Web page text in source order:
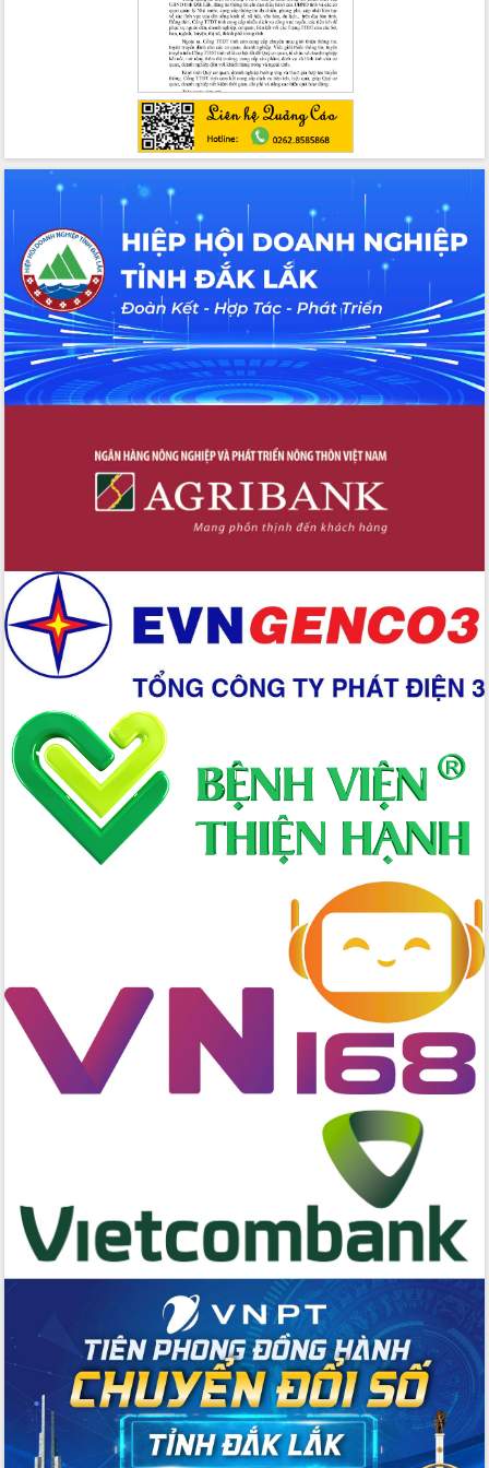
chức sản xuất sầu riêng theo hướng
Đẩy nhanh công tác khắc phục, ổn
định đời sống Nhân dân sau bão số 13
Bí thư Tỉnh ủy Lương Nguyễn Minh
Triết dự Ngày hội đại đoàn kết tại
Buôn Đăk Tuôr, xã Cư Pui
Khởi công xây dựng Trường Phổ thông
nội trú liên cấp tiểu học và THCS xã Ia
Phó Thủ tướng Chính phủ Mai Văn
Chính chia sẻ, động viên người dân
chịu ảnh hưởng nặng từ bão số 13
Chủ tịch UBND tỉnh kiểm tra công tác
phòng, chống bão số 13 tại các địa
bàn xung yếu
Tập trung đẩy nhanh giải ngân nguồn
vốn các chương trình mục tiêu quốc
Xã Ea H'leo giữ vững và nâng cao chất
lượng các tiêu chí nông thôn mới
Công bố quyết định của Ban Thường
đầu, phát huy tinh thần chủ động,
sáng tạo để đảm bảo tiến độ giải ngân
vốn đầu tư công năm 2025
Sở Công Thương đột phá số hóa 100%
thủ tục trực tuyến lấy sự hài lòng của
doanh nghiệp làm thước đo phục vụ
Đảm bảo công tác bầu cử triển khai
đúng tiến độ, quy trình theo luật định
Ban Tuyên giáo và Dân vận Trung ương
tập huấn công tác khoa giáo năm 2025
Đắk Lắk hưởng ứng Ngày Pháp luật
Việt Nam 2025 và biểu dương 25 tập
thể, cá nhân tiêu biểu
Kỳ họp chuyên đề lần thứ Ba, HĐND
tỉnh khóa X
Bí thư Tỉnh ủy Lương Nguyễn Minh
Triết kiểm tra việc thực hiện chống
khai thác IUU
lần thứ I (2025-2030)
Đồng chí Lương Nguyễn Minh Triết
được chỉ định làm Bí thư Tỉnh ủy Đắk
Lắk nhiệm kỳ 2025 – 2030
Tập trung triển khai các giải pháp sản
xuất nông nghiệp bền vững, phát thải
Tọa đàm kỷ niệm 95 năm Ngày thành
lập Hội Liên hiệp Phụ nữ Việt Nam
Đắk Lắk tổ chức Ngày hội Chuyển đổi
số với chủ đề: “Công nghệ số - kiến